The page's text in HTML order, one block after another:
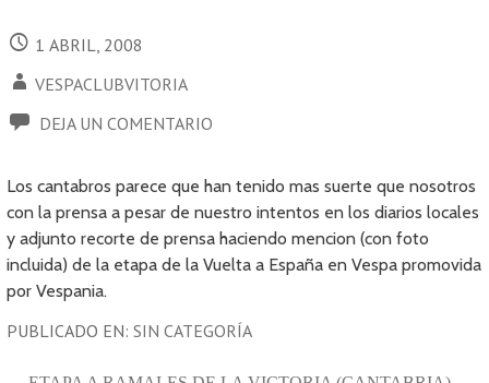
1 ABRIL, 2008
VESPACLUBVITORIA
DEJA UN COMENTARIO
Los cantabros parece que han tenido mas suerte que nosotros
con la prensa a pesar de nuestro intentos en los diarios locales
y adjunto recorte de prensa haciendo mencion (con foto
incluida) de la etapa de la Vuelta a España en Vespa promovida
por Vespania.
PUBLICADO EN:SIN CATEGORÍA